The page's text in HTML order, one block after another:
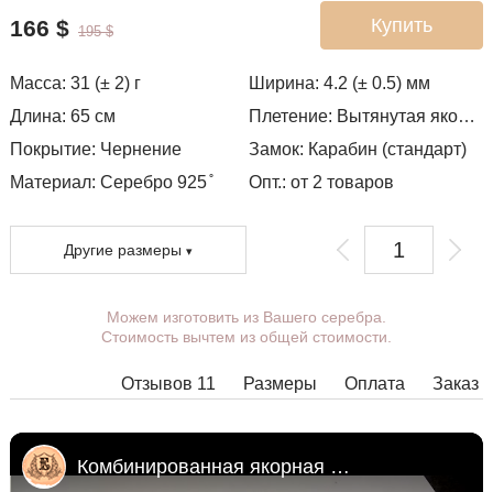
Купить
166 $ 195 $
Масса: 31 (± 2) г Ширина:4.2 (± 0.5) мм
Длина: 65 см Плетение: Вытянутая якорная
Покрытие: Чернение Замок: Карабин (стандарт)
Материал: Серебро 925 ̊
Опт.: от 2 товаров
Другие размеры
Вы можете выбрать покрытие,
массу, длину, ширину, замок.
комбинациями ширины, длины и
менеджеры свяжутся с Вами.
Можем изготовить из Вашего серебра.
Стоимость вычтем из общей стоимости.
Отзывов 11 Заказ
Оплата
Размеры
Комбинированная якорная цепочка из серебра